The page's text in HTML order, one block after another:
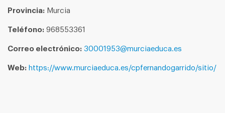
Provincia: Murcia
Teléfono: 968553361
Correo electrónico: 30001953@murciaeduca.es
Web: https://www.murciaeduca.es/cpfernandogarrido/sitio/